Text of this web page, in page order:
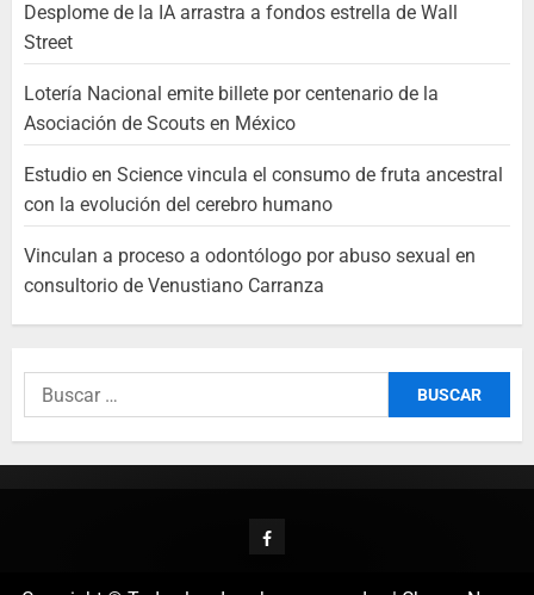
Desplome de la IA arrastra a fondos estrella de Wall
Street
Lotería Nacional emite billete por centenario de la
Asociación de Scouts en México
Estudio en Science vincula el consumo de fruta ancestral
con la evolución del cerebro humano
Vinculan a proceso a odontólogo por abuso sexual en
consultorio de Venustiano Carranza